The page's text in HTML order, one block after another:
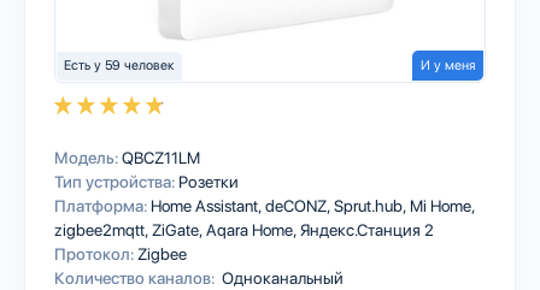
Есть у 59 человек И у меня
Модель:QBCZ11LM
Тип устройства: Розетки
Платформа: Home AssistantdeCONZSprut.hub Mi Home
zigbee2mqtt ZiGateAqara HomeЯндекс.Станция 2
Протокол: Zigbee
Количество каналов: Одноканальный